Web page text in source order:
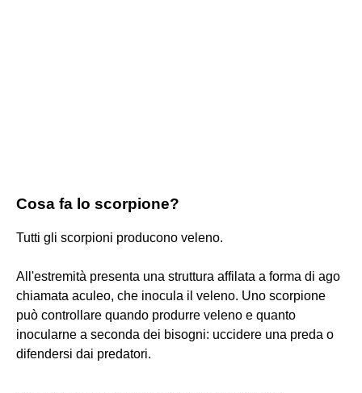
Cosa fa lo scorpione?
Tutti gli scorpioni producono veleno.
All'estremità presenta una struttura affilata a forma di ago
chiamata aculeo, che inocula il veleno. Uno scorpione
può controllare quando produrre veleno e quanto
inocularne a seconda dei bisogni: uccidere una preda o
difendersi dai predatori.